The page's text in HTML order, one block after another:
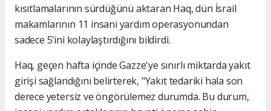
kısıtlamalarının sürdüğünü aktaran Haq, dün İsrail
makamlarının 11 insani yardım operasyonundan
sadece 5’ini kolaylaştırdığını bildirdi.
Haq, geçen hafta içinde Gazze'ye sınırlı miktarda yakıt
girişi sağlandığını belirterek, "Yakıt tedariki hala son
derece yetersiz ve öngörülemez durumda. Bu durum,